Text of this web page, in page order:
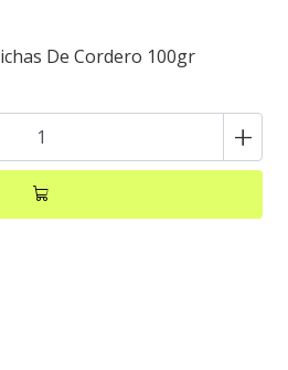
De Cordero 100gr
+